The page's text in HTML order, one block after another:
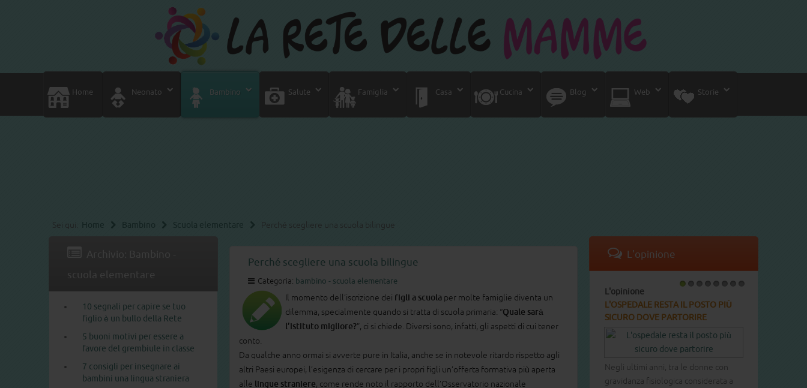
Home Neonato Bambino Salute Famiglia Casa Cucina Blog Web Storie
Sei qui: Home Bambino Scuola elementare Perché scegliere una scuola bilingue
Perché scegliere una scuola bilingue
Categoria: bambino - scuola elementare
Il momento dell’iscrizione dei figli a scuola per molte famiglie diventa un
dilemma, specialmente quando si tratta di scuola primaria: “Quale sarà
l’istituto migliore?”, ci si chiede. Diversi sono, infatti, gli aspetti di cui tener
conto.
Da qualche anno ormai si avverte pure in Italia, anche se in notevole ritardo rispetto agli
altri Paesi europei, l’esigenza di cercare per i propri figli un’offerta formativa più aperta
alle lingue straniere, come rende noto il rapporto dell’Osservatorio nazionale
scuola elementare
10 segnali per capire se tuo
figlio è un bullo della Rete
5 buoni motivi per essere a
favore del grembiule in classe
7 consigli per insegnare ai
bambini una lingua straniera
L'opinione
L'opinione
L'OSPEDALE RESTA IL POSTO PIÙ
SICURO DOVE PARTORIRE
Negli ultimi anni, tra le donne con
gravidanza fisiologica considerata a